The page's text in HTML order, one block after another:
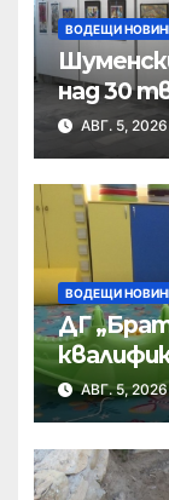
ВОДЕЩИ
над 30
АВГ. 5, 2026
ВОДЕЩИ
ДГ
АВГ. 5, 2026